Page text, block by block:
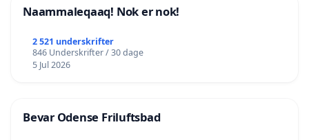
Naammaleqaaq! Nok er nok!
2 521 underskrifter
846 Underskrifter / 30 dage
5 Jul 2026
Bevar Odense Friluftsbad